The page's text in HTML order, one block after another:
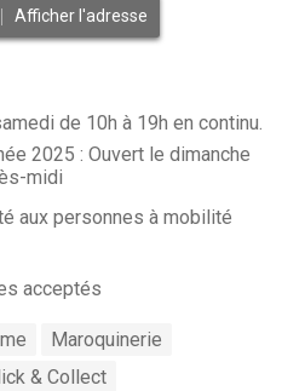
Afficher l'adresse
de 10h à 19h en continu.
2025 : Ouvert le dimanche
midi
aux personnes à mobilité
acceptés
Maroquinerie
& Collect